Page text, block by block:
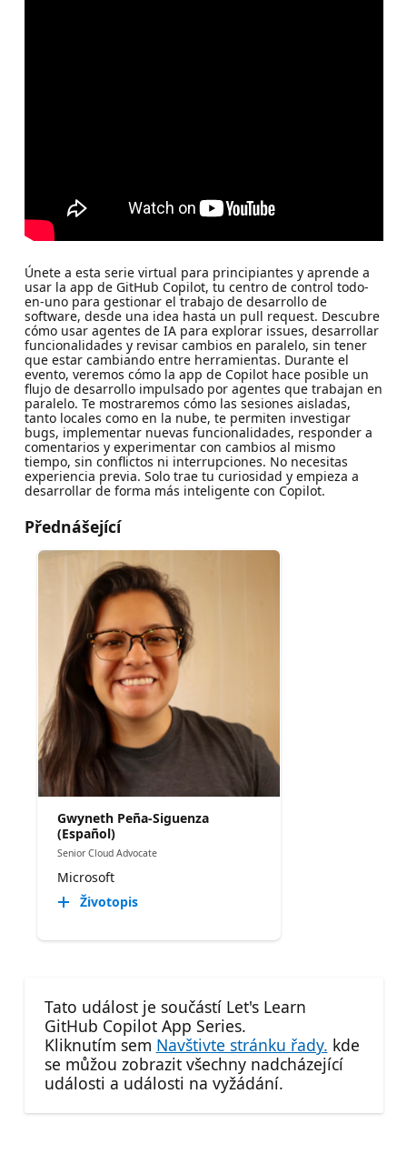
Únete a esta serie virtual para principiantes y aprende a
usar la app de GitHub Copilot, tu centro de control todo-
en-uno para gestionar el trabajo de desarrollo de
software, desde una idea hasta un pull request. Descubre
cómo usar agentes de IA para explorar issues, desarrollar
funcionalidades y revisar cambios en paralelo, sin tener
que estar cambiando entre herramientas. Durante el
evento, veremos cómo la app de Copilot hace posible un
flujo de desarrollo impulsado por agentes que trabajan en
paralelo. Te mostraremos cómo las sesiones aisladas,
tanto locales como en la nube, te permiten investigar
bugs, implementar nuevas funcionalidades, responder a
comentarios y experimentar con cambios al mismo
tiempo, sin conflictos ni interrupciones. No necesitas
experiencia previa. Solo trae tu curiosidad y empieza a
desarrollar de forma más inteligente con Copilot.
Přednášející
Gwyneth Peña-Siguenza
(Español)
Senior Cloud Advocate
Microsoft
Životopis
Tato událost je součástí Let's Learn
GitHub Copilot App Series.
Kliknutím sem Navštivte stránku řady. kde
se můžou zobrazit všechny nadcházející
události a události na vyžádání.